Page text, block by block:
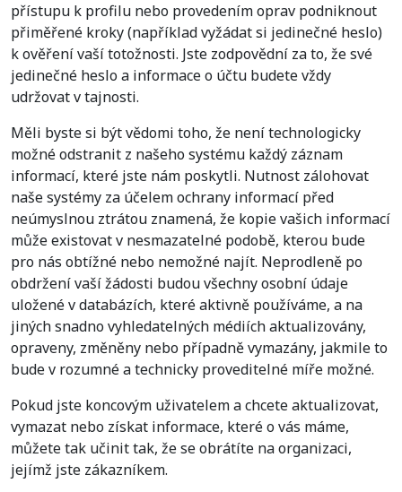
přístupu k profilu nebo provedením oprav podniknout
přiměřené kroky (například vyžádat si jedinečné heslo)
k ověření vaší totožnosti. Jste zodpovědní za to, že své
jedinečné heslo a informace o účtu budete vždy
udržovat v tajnosti.
Měli byste si být vědomi toho, že není technologicky
možné odstranit z našeho systému každý záznam
informací, které jste nám poskytli. Nutnost zálohovat
naše systémy za účelem ochrany informací před
neúmyslnou ztrátou znamená, že kopie vašich informací
může existovat v nesmazatelné podobě, kterou bude
pro nás obtížné nebo nemožné najít. Neprodleně po
obdržení vaší žádosti budou všechny osobní údaje
uložené v databázích, které aktivně používáme, a na
jiných snadno vyhledatelných médiích aktualizovány,
opraveny, změněny nebo případně vymazány, jakmile to
bude v rozumné a technicky proveditelné míře možné.
Pokud jste koncovým uživatelem a chcete aktualizovat,
vymazat nebo získat informace, které o vás máme,
můžete tak učinit tak, že se obrátíte na organizaci,
jejímž jste zákazníkem.